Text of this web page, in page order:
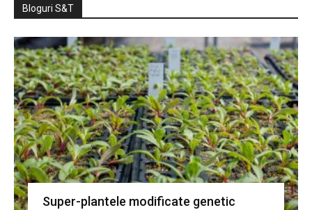
Bloguri S&T
Super-plantele modificate genetic